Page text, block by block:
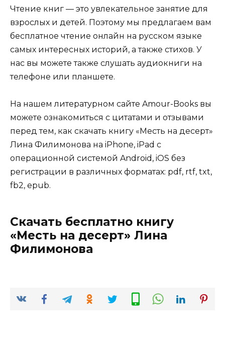
Чтение книг — это увлекательное занятие для
взрослых и детей. Поэтому мы предлагаем вам
бесплатное чтение онлайн на русском языке
самых интересных историй, а также стихов. У
нас вы можете также слушать аудиокниги на
телефоне или планшете.
На нашем литературном сайте Amour-Books вы
можете ознакомиться с цитатами и отзывами
перед тем, как скачать книгу «Месть на десерт»
Лина Филимонова на iPhone, iPad с
операционной системой Android, iOS без
регистрации в различных форматах: pdf, rtf, txt,
fb2, epub.
Скачать бесплатно книгу
«Месть на десерт» Лина
Филимонова